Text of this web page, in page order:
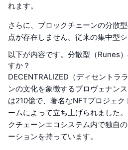
れます。
さらに、ブロックチェーンの分散
点が存在しません。従来の集中型
以下が内容です。分散型（Runes
すか？
DECENTRALIZED（ディセントラ
ンの文化を象徴するプロヴェナン
は210億で、著名なNFTプロジェ
ームによって立ち上げられました
クチェーンエコシステム内で独自
ーションを持っています。